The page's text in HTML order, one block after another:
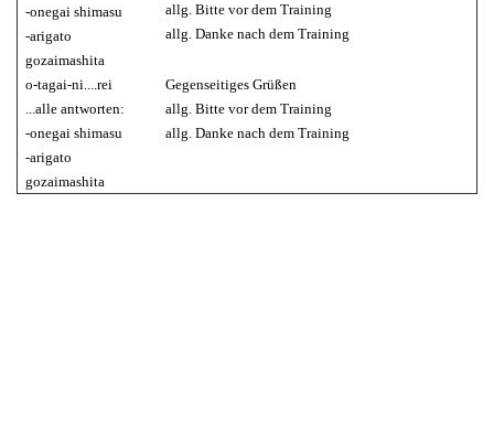
-onegai shimasu
-arigato
gozaimashita
allg. Bitte vor dem Training
allg. Danke nach dem Training
o-tagai-ni....rei
Gegenseitiges Grüßen
...alle antworten:
-onegai shimasu
-arigato
gozaimashita
allg. Bitte vor dem Training
allg. Danke nach dem Training